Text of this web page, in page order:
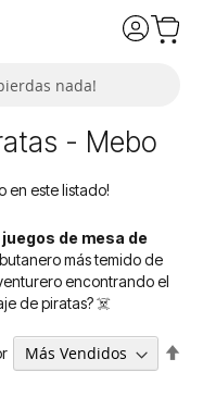
- Mebo
en este listado!
de mesa de
más temido de
encontrando el
de piratas? ☠️